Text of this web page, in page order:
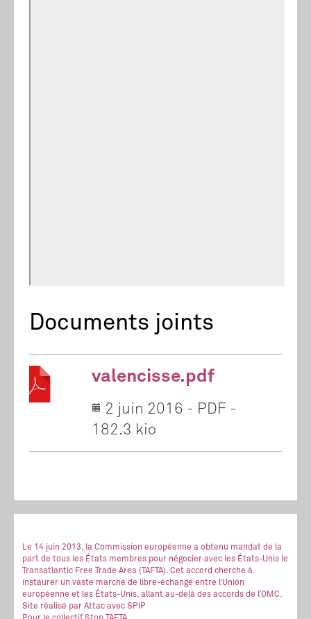
Documents joints
valencisse.pdf
2 juin 2016 - PDF -
182.3 kio
Le 14 juin 2013, la Commission européenne a obtenu mandat de la
part de tous les États membres pour négocier avec les États-Unis le
Transatlantic Free Trade Area (TAFTA). Cet accord cherche à
instaurer un vaste marché de libre-échange entre l’Union
européenne et les États-Unis, allant au-delà des accords de l’OMC.
Site réalisé par Attac avec SPIP